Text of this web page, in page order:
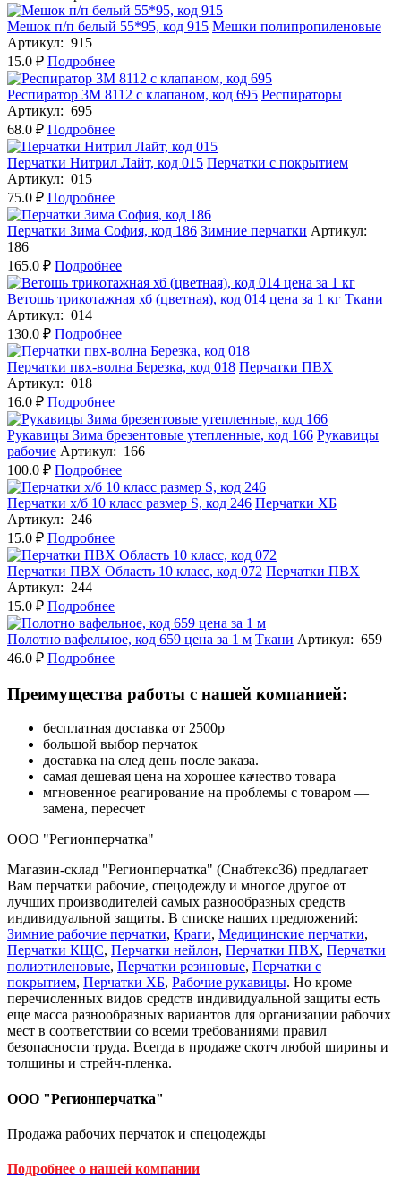
Мешок п/п белый 55*95, код 915 Мешки полипропиленовые
Артикул: 915
15.0 ₽ Подробнее
Респиратор 3М 8112 с клапаном, код 695 Респираторы
Артикул: 695
68.0 ₽ Подробнее
Перчатки Нитрил Лайт, код 015 Перчатки с покрытием
Артикул: 015
75.0 ₽ Подробнее
Перчатки Зима София, код 186 Зимние перчатки Артикул:
186
165.0 ₽ Подробнее
Ветошь трикотажная хб (цветная), код 014 цена за 1 кг Ткани
Артикул: 014
130.0 ₽ Подробнее
Перчатки пвх-волна Березка, код 018 Перчатки ПВХ
Артикул: 018
16.0 ₽ Подробнее
Рукавицы Зима брезентовые утепленные, код 166 Рукавицы
рабочие Артикул: 166
100.0 ₽ Подробнее
Перчатки х/б 10 класс размер S, код 246 Перчатки ХБ
Артикул: 246
15.0 ₽ Подробнее
Перчатки ПВХ Область 10 класс, код 072 Перчатки ПВХ
Артикул: 244
15.0 ₽ Подробнее
Полотно вафельное, код 659 цена за 1 м Ткани Артикул: 659
46.0 ₽ Подробнее
Преимущества работы с нашей компанией:
бесплатная доставка от 2500р
большой выбор перчаток
доставка на след день после заказа.
самая дешевая цена на хорошее качество товара
мгновенное реагирование на проблемы с товаром —
замена, пересчет
ООО "Регионперчатка"
Магазин-склад "Регионперчатка" (Снабтекс36) предлагает
Вам перчатки рабочие, спецодежду и многое другое от
лучших производителей самых разнообразных средств
индивидуальной защиты. В списке наших предложений:
Зимние рабочие перчатки, Краги, Медицинские перчатки,
Перчатки КЩС, Перчатки нейлон, Перчатки ПВХ, Перчатки
полиэтиленовые, Перчатки резиновые, Перчатки с
покрытием, Перчатки ХБ, Рабочие рукавицы. Но кроме
перечисленных видов средств индивидуальной защиты есть
еще масса разнообразных вариантов для организации рабочих
мест в соответствии со всеми требованиями правил
безопасности труда. Всегда в продаже скотч любой ширины и
толщины и стрейч-пленка.
ООО "Регионперчатка"
Продажа рабочих перчаток и спецодежды
Подробнее о нашей компании